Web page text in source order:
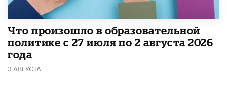
​Что произошло в образовательной
политике с 27 июля по 2 августа 2026
года
3 АВГУСТА